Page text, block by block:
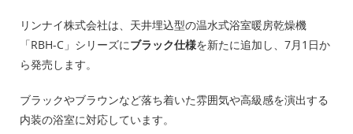
リンナイ株式会社は、天井埋込型の温水式浴室暖房乾燥機
「RBH-C」シリーズにブラック仕様を新たに追加し、7月1日か
ら発売します。
ブラックやブラウンなど落ち着いた雰囲気や高級感を演出する
内装の浴室に対応しています。